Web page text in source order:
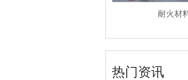
耐火材
热门资讯